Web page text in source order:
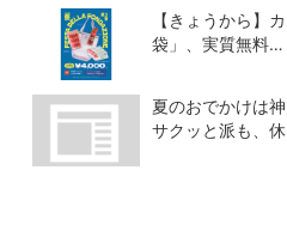
【きょうから】
袋」、実質無料…
夏のおでかけは
サクッと派も、